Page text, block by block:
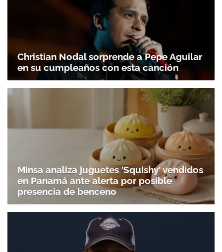
Christian Nodal sorprende a Pepe Aguilar
en su cumpleaños con esta canción
Minsa analiza juguetes 'Squishy' vendidos
en Panamá ante alerta por posible
presencia de benceno